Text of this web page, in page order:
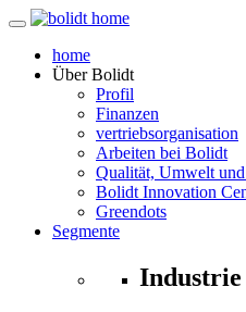
home
ÜberBolidt
Profil
Finanzen
vertriebsorganisation
Arbeiten bei Bolidt
Qualität, Umwelt
Bolidt Innovation
Greendots
Segmente
Industrie